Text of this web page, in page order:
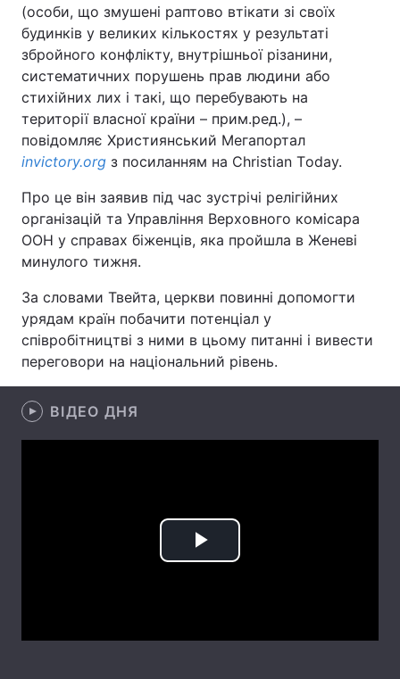
Головна
Україна Політика
Економіка Світ
Техно і зв'язок
(особи, що змушені раптово втікати зі своїх
будинків у великих кількостях у результаті
збройного конфлікту, внутрішньої різанини,
систематичних порушень прав людини або
стихійних лих і такі, що перебувають на
території власної країни – прим.ред.), –
повідомляє Християнський Мегапортал
invictory.org з посиланням на Сhristian Тoday.
Про це він заявив під час зустрічі релігійних
організацій та Управління Верховного комісара
ООН у справах біженців, яка пройшла в Женеві
минулого тижня.
За словами Твейта, церкви повинні допомогти
урядам країн побачити потенціал у
співробітництві з ними в цьому питанні і вивести
переговори на національний рівень.
ВІДЕО ДНЯ
Play